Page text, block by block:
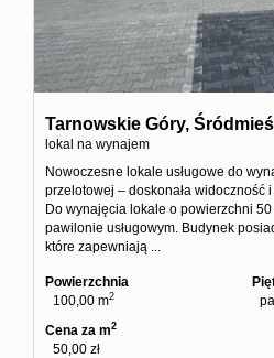
Tarnowskie Góry,
lokal na wynajem
Nowoczesne lokale usługowe do
przelotowej – doskonała widoczność
Do wynajęcia lokale o powierzchni 50
pawilonie usługowym. Budynek
które zapewniają ...
Powierzchnia
100,00 m2
Cena za m2
50,00 zł